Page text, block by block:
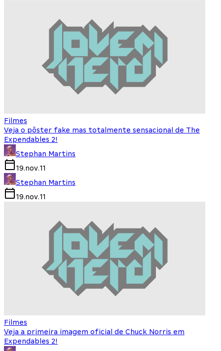
Filmes
Veja o pôster fake mas totalmente sensacional de The
Expendables 2!
Stephan Martins
19.nov.11
Stephan Martins
19.nov.11
Filmes
Veja a primeira imagem oficial de Chuck Norris em
Expendables 2!